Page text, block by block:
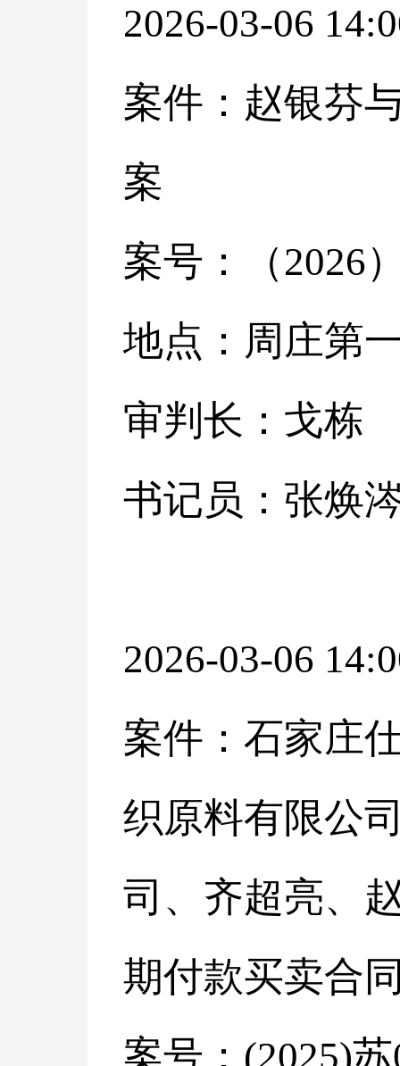
2026-03-06
案件：赵银芬
案
案号：（2026
地点：周庄第
审判长：戈栋
书记员：张焕
2026-03-06
案件：石家庄
织原料有限公
司、齐超亮、
期付款买卖合
案号： (2025)